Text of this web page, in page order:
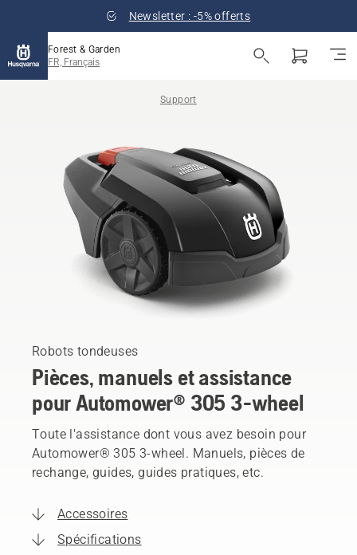
Newsletter : -5% offerts
Forest & Garden
FR, Français
Support
Robots tondeuses
Pièces, manuels et assistance
pour Automower® 305 3-wheel
Toute l'assistance dont vous avez besoin pour
Automower® 305 3-wheel. Manuels, pièces de
rechange, guides, guides pratiques, etc.
Accessoires
Spécifications